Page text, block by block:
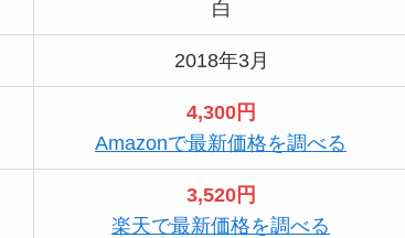
白
2018年3月
4,300円
Amazonで最新価格を調べる
3,520円
楽天で最新価格を調べる